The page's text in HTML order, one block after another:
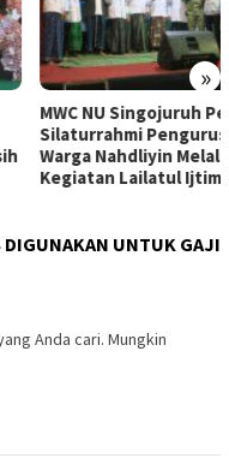
»
NU Singojuruh Pererat
Pengurus &
Nahdliyin Melalui
Lailatul Ijtima’
DIGUNAKAN UNTUK GAJI
Anda cari. Mungkin